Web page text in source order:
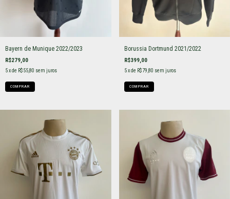
Bayern de Munique 2022/2023
R$279,00
5x de R$55,80 sem juros
COMPRAR
Borussia Dortmund 2021/2022
R$399,00
5 x de R$79,80 sem juros
COMPRAR